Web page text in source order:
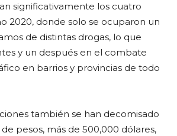
significativamente los cuatro
2020, donde solo se ocuparon un
de distintas drogas, lo que
y un después en el combate
en barrios y provincias de todo
también se han decomisado
pesos, más de 500,000 dólares,